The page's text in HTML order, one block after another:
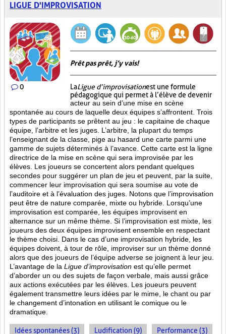
LIGUE D'IMPROVISATION
0
Prêt pas prêt, j’y vais!
LaLigue d’improvisationest une formule
pédagogique qui permet à l’élève de devenir
acteur au sein d’une mise en scène
spontanée au cours de laquelle deux équipes s’affrontent. Trois
types de participants se prêtent au jeu : le capitaine de chaque
équipe, l’arbitre et les juges. L’arbitre, la plupart du temps
l’enseignant de la classe, pige au hasard une carte parmi une
gamme de sujets déterminés à l’avance. Cette carte est la ligne
directrice de la mise en scène qui sera improvisée par les
élèves. Les joueurs se concertent alors pendant quelques
secondes pour suggérer un plan de jeu et peuvent, par la suite,
commencer leur improvisation qui sera soumise au vote de
l’auditoire et à l’évaluation des juges. Notons que l’improvisation
peut être de nature comparée, mixte ou hybride. Lorsqu’une
improvisation est comparée, les équipes improvisent en
alternance sur un même thème. Si l’improvisation est mixte, les
joueurs des deux équipes improvisent ensemble en respectant
le thème choisi. Dans le cas d’une improvisation hybride, les
équipes doivent, à tour de rôle, improviser sur un thème donné
alors que des joueurs de l’équipe adverse se joignent à leur jeu.
L’avantage de la Ligue d’improvisation est qu’elle permet
d’aborder un ou des sujets de façon verbale, mais aussi grâce
aux actions exécutées par les élèves. Les joueurs peuvent
également transmettre leurs idées par le mime, le chant ou par
le changement d’intonation en utilisant le comique ou le
dramatique.
Idées spontanées (3) Ludification (9) Performance (3)